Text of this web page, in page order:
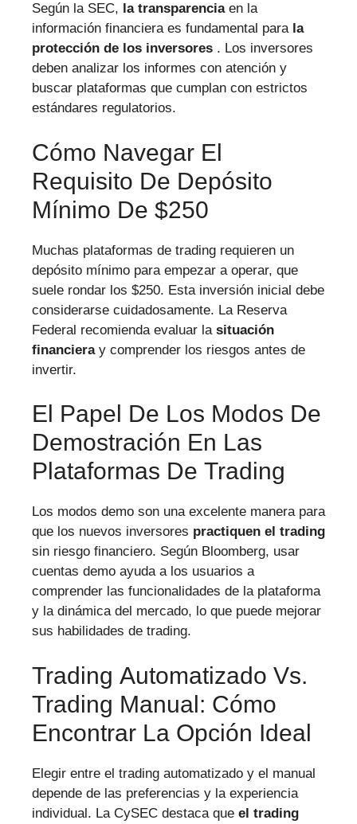
Según la SEC, la transparenciaen la
información financiera es fundamental para la
protección de los inversores . Los inversores
deben analizar los informes con atención y
buscar plataformas que cumplan con estrictos
estándares regulatorios.
Cómo Navegar El
Requisito De Depósito
Mínimo De $250
Muchas plataformas de trading requieren un
depósito mínimo para empezar a operar, que
suele rondar los $250. Esta inversión inicial debe
considerarse cuidadosamente. La Reserva
Federal recomienda evaluar la situación
financieray comprender los riesgos antes de
invertir.
El Papel De Los Modos De
Demostración En Las
Plataformas De Trading
Los modos demo son una excelente manera para
que los nuevos inversores practiquen el trading
sin riesgo financiero. Según Bloomberg, usar
cuentas demo ayuda a los usuarios a
comprender las funcionalidades de la plataforma
y la dinámica del mercado, lo que puede mejorar
sus habilidades de trading.
Trading Automatizado Vs.
Trading Manual: Cómo
Encontrar La Opción Ideal
Elegir entre el trading automatizado y el manual
depende de las preferencias y la experiencia
individual. La CySEC destaca que el trading